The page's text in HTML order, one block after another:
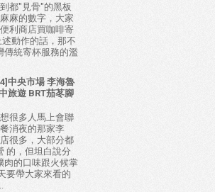
都"見骨"的黑板
麻的數字，大家
利商店買咖啡寄
動作的話，那不
傳統寄杯服務的濫
中央市場 李海魯
旅遊 BRT茄苳腳
很多人馬上會聯
消夜的那家李
很多，大部分都
的，但坦白說分
肉的口味跟火候掌
要帶大家來看的